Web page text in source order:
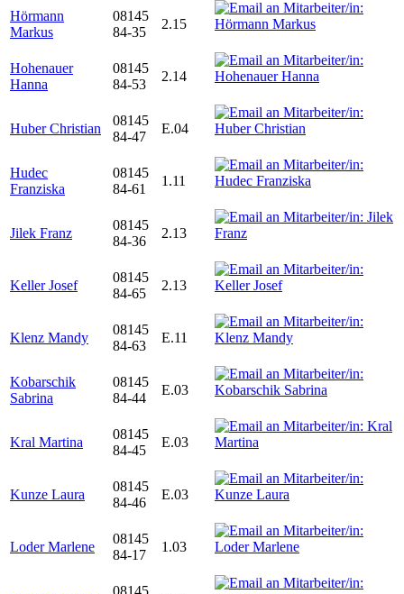
Hörmann
Markus
08145
84-35
2.15
Hohenauer
Hanna
08145
84-53
2.14
Huber Christian
08145
84-47
E.04
Hudec
Franziska
08145
84-61
1.11
Jilek Franz
08145
84-36
2.13
Keller Josef
08145
84-65
2.13
Klenz Mandy
08145
84-63
E.11
Kobarschik
Sabrina
08145
84-44
E.03
Kral Martina
08145
84-45
E.03
Kunze Laura
08145
84-46
E.03
Loder Marlene
08145
84-17
1.03